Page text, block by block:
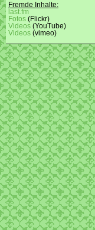
Fremde Inhalte:
last.fm
Fotos (Flickr)
Videos (YouTube)
Videos (vimeo)